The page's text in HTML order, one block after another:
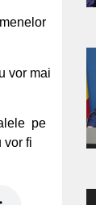
vor mai
pe
vor fi